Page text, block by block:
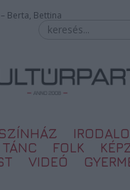
Berta, Bettina
TÁNC FOLK
VIDEÓ